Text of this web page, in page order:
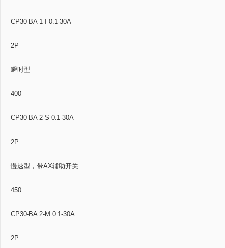
CP30-BA 1-I 0.1-30A
2P
瞬时型
400
CP30-BA 2-S 0.1-30A
2P
慢速型，带AX辅助开关
450
CP30-BA 2-M 0.1-30A
2P